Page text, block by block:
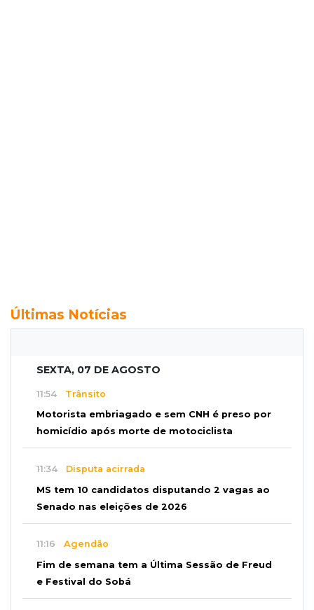
Últimas Notícias
SEXTA, 07 DE AGOSTO
11:54 Trânsito
Motorista embriagado e sem CNH é preso por
homicídio após morte de motociclista
11:34 Disputa acirrada
MS tem 10 candidatos disputando 2 vagas ao
Senado nas eleições de 2026
11:16 Agendão
Fim de semana tem a Última Sessão de Freud
e Festival do Sobá